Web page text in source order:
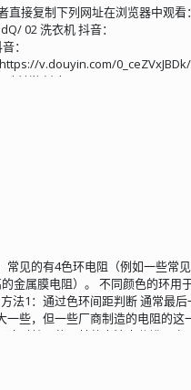
位器）是一种特定的 URI，这种
全性 CoAP 的安全性是用 DTLS 加
非常少的终端和极有限的带宽下可
以 GET 流程为例子，有没有发现
代表 GET 请求，MID 是请求消息
收到请求后，就会返回应答
以双向通信，双方都可以主动向对
所在。 订阅与发布 MQTT 协议是
现了订阅与发布模型。 当一个客户
发布模型就非常有用，不用这个模
资源感兴趣的客户端 登记
通知 Notification：当观察者感兴
议在 CoAP 基础协议上增加了 1 个
订阅与发布模型管理 在 GET 请求
oberser value 代表 主题发生变化
客户端向服务器端登记感兴趣的
天然按时间递增。你可以直观地看
） 01H5A...（较晚） 这意味着：
更快，索引更高效 Tip 不要试图在
文件名的时间排序，因为该资源管
446655440000 ULID 26 字符
/ 文件名 4、高性能 & 去中心化
（例如用于订单号防止被爬虫推测
这种情况下，UUIDv4 这种完全随机
势递增”，不是“绝对连续”。由于随
不需要排序，单纯的整型自增
场景？ 日志系统 按时间生成、天
自增 ID，避免单点瓶颈。 数据库
带时间顺序，消费端更容易处理
分布式 ID 方案。如果你正在寻找
直接复制下列网址在浏览器中观看
02 洗衣机 抖音：
：
v.douyin.com/
科学 抖音：
https://v.douyin.com/
见的有4色环电阻（例如一些常
金属膜电阻）。 不同颜色的环用
法1：通过色环间距判断 通常最后
一些，但一些厂商制造的电阻的这
时就要使用其他方法来分辨哪个
末尾环（最右边的色环）。常用
不会用于第一环和第二环，所以